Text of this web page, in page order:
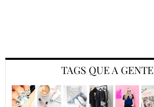
TAGS QUE A GENTE